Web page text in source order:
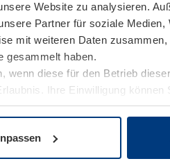
Website zu analysieren.
Partner für soziale Medien,
mit weiteren Daten
gesammelt haben.
diese für den Betrieb
Ihre Einwilligung können
Website ändern oder widerrufen.